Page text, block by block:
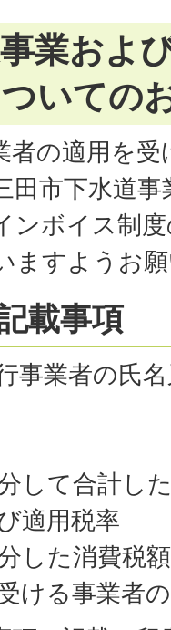
業およ
いての
者の適用を
田市下水道
ンボイス制
ますようお
載事項
事業者の氏
して合計し
適用税率
した消費税
ける事業者